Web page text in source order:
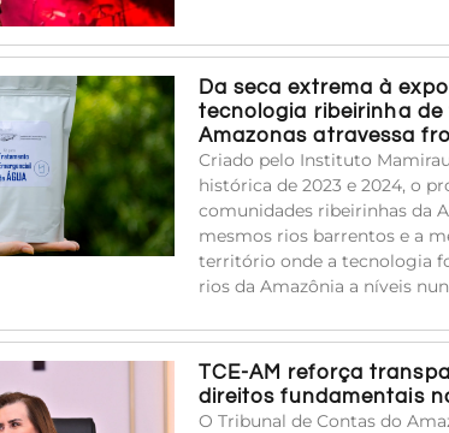
Da seca extrema à
tecnologia ribeirinha
Amazonas atravessa
Criado pelo Instituto
histórica de 2023 e 2024, o
comunidades ribeirinhas da
mesmos rios barrentos e a
território onde a tecnologia
rios da Amazônia a níveis
TCE-AM reforça
direitos fundamentais
O Tribunal de Contas do